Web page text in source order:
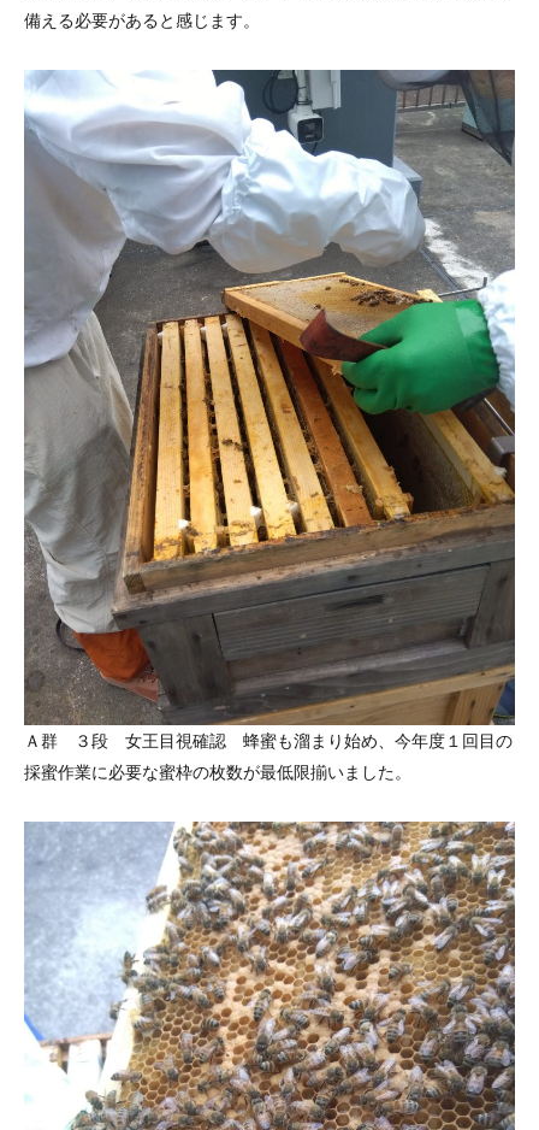
備える必要があると感じます。
Ａ群 ３段 女王目視確認 蜂蜜も溜まり始め、今年度１回目の
採蜜作業に必要な蜜枠の枚数が最低限揃いました。